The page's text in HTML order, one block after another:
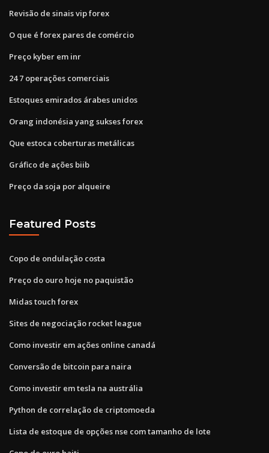
Revisão de sinais vip forex
O que é forex pares de comércio
Preço kyber em inr
24 7 operações comerciais
Estoques emirados árabes unidos
Orang indonésia yang sukses forex
Que estoca coberturas metálicas
Gráfico de ações biib
Preço da soja por alqueire
Featured Posts
Copo de ondulação costa
Preço do ouro hoje no paquistão
Midas touch forex
Sites de negociação rocket league
Como investir em ações online canadá
Conversão de bitcoin para naira
Como investir em tesla na austrália
Python de correlação de criptomoeda
Lista de estoque de opções nse com tamanho de lote